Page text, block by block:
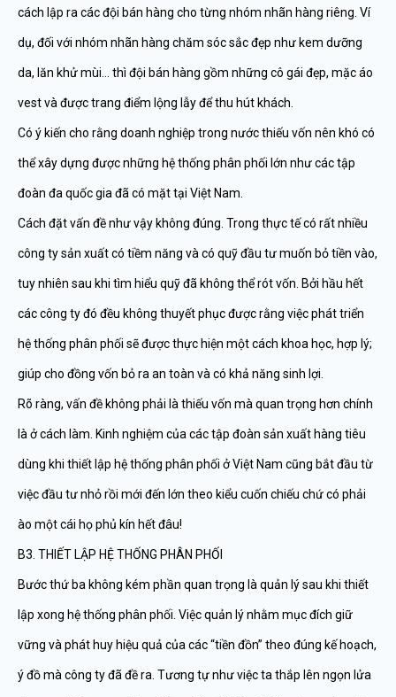
cách lập ra các đội bán hàng cho từng nhóm nhãn hàng riêng. Ví
dụ, đối với nhóm nhãn hàng chăm sóc sắc đẹp như kem dưỡng
da, lăn khử mùi… thì đội bán hàng gồm những cô gái đẹp, mặc áo
vest và được trang điểm lộng lẫy để thu hút khách.
Có ý kiến cho rằng doanh nghiệp trong nước thiếu vốn nên khó có
thể xây dựng được những hệ thống phân phối lớn như các tập
đoàn đa quốc gia đã có mặt tại Việt Nam.
Cách đặt vấn đề như vậy không đúng. Trong thực tế có rất nhiều
công ty sản xuất có tiềm năng và có quỹ đầu tư muốn bỏ tiền vào,
tuy nhiên sau khi tìm hiểu quỹ đã không thể rót vốn. Bởi hầu hết
các công ty đó đều không thuyết phục được rằng việc phát triển
hệ thống phân phối sẽ được thực hiện một cách khoa học, hợp lý;
giúp cho đồng vốn bỏ ra an toàn và có khả năng sinh lợi.
Rõ ràng, vấn đề không phải là thiếu vốn mà quan trọng hơn chính
là ở cách làm. Kinh nghiệm của các tập đoàn sản xuất hàng tiêu
dùng khi thiết lập hệ thống phân phối ở Việt Nam cũng bắt đầu từ
việc đầu tư nhỏ rồi mới đến lớn theo kiểu cuốn chiếu chứ có phải
ào một cái họ phủ kín hết đâu!
B3. THIẾT LẬP HỆ THỐNG PHÂN PHỐI
Bước thứ ba không kém phần quan trọng là quản lý sau khi thiết
lập xong hệ thống phân phối. Việc quản lý nhằm mục đích giữ
vững và phát huy hiệu quả của các “tiền đồn” theo đúng kế hoạch,
ý đồ mà công ty đã đề ra. Tương tự như việc ta thắp lên ngọn lửa